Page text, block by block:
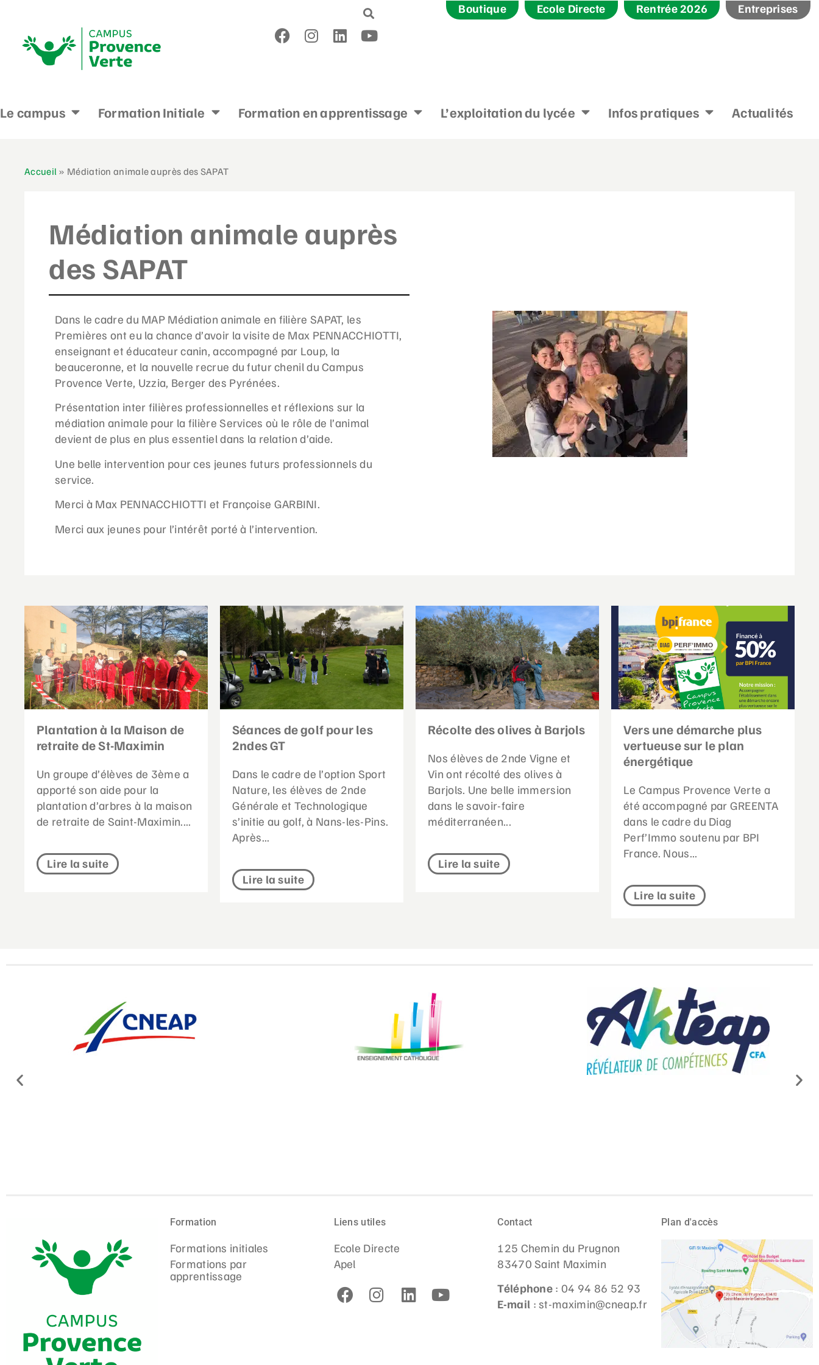
Boutique Ecole Directe Rentrée 2026 Entreprises
Le campus Formation Initiale Formation en apprentissage L’exploitation du lycée Infos pratiques Actualités
Accueil » Médiation animale auprès des SAPAT
Médiation animale auprès
des SAPAT
Dans le cadre du MAP Médiation animale en filière SAPAT, les
Premières ont eu la chance d’avoir la visite de Max PENNACCHIOTTI,
enseignant et éducateur canin, accompagné par Loup, la
beauceronne, et la nouvelle recrue du futur chenil du Campus
Provence Verte, Uzzia, Berger des Pyrénées.
Présentation inter filières professionnelles et réflexions sur la
médiation animale pour la filière Services où le rôle de l’animal
devient de plus en plus essentiel dans la relation d’aide.
Une belle intervention pour ces jeunes futurs professionnels du
service.
Merci à Max PENNACCHIOTTI et Françoise GARBINI.
Merci aux jeunes pour l’intérêt porté à l’intervention.
Plantation à la Maison de
retraite de St-Maximin
Un groupe d’élèves de 3ème a
apporté son aide pour la
plantation d’arbres à la maison
de retraite de Saint-Maximin....
Lire la suite
Séances de golf pour les
2ndes GT
Dans le cadre de l’option Sport
Nature, les élèves de 2nde
Générale et Technologique
s’initie au golf, à Nans-les-Pins.
Après...
Lire la suite
Récolte des olives à Barjols
Nos élèves de 2nde Vigne et
Vin ont récolté des olives à
Barjols. Une belle immersion
dans le savoir-faire
méditerranéen...
Lire la suite
Vers une démarche plus
vertueuse sur le plan
énergétique
Le Campus Provence Verte a
été accompagné par GREENTA
dans le cadre du Diag
Perf’Immo soutenu par BPI
France. Nous...
Lire la suite
Formation
Formations initiales
Formations par
apprentissage
Liens utiles
Ecole Directe
Apel
Contact
125 Chemin du Prugnon
83470 Saint Maximin
Téléphone : 04 94 86 52 93
E-mail : st-maximin@cneap.fr
Plan d'accès